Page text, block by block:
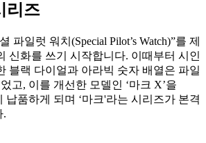
리즈
파일럿 워치(Special Pilot’s Watch)”를 제
신화를 쓰기 시작합니다. 이때부터 시인
블랙 다이얼과 아라빅 숫자 배열은 파일
고, 이를 개선한 모델인 ‘마크 X’을
납품하게 되며 ‘마크'라는 시리즈가 본격
.